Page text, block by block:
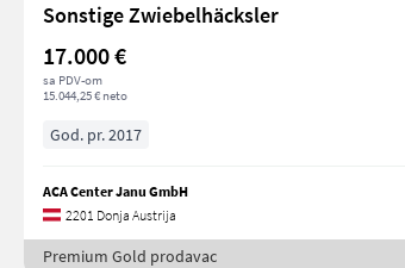
Sonstige Zwiebelhäcksler
17.000 €
sa PDV-om
15.044,25 € neto
God. pr. 2017
ACA Center Janu GmbH
2201 Donja Austrija
Premium Gold prodavac